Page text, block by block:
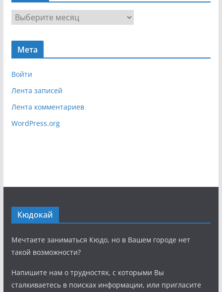
г
я
х
Мета
Войти
Лента записей
Лента комментариев
WordPress.org
Кюдокай
Мечтаете заниматься Кюдо, но в Вашем городе нет
такой возможности?
Напишите нам о трудностях, с которыми Вы
сталкиваетесь в поисках информации, или пригласите